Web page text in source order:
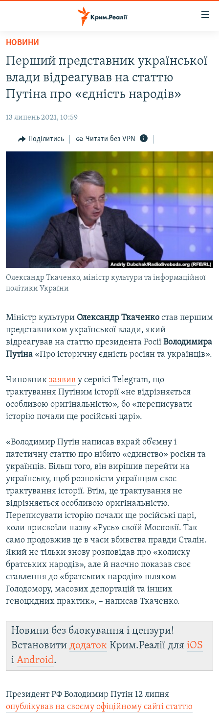
Перейти
основного
матеріалу
Перейти
до
основної
Перейти
до
ВОДА.КРИМ
ВІДЕО ТА ФОТО
БЛОГИ
ПОГЛЯД
СПЕЦПРОЕКТИ
ВІДЕОУРОКИ «ELIFBE»
СВІДЧЕННЯ ОКУПАЦІЇ
УКРАЇНСЬКА ПРОБЛЕМА КРИМУ
ІНФОГРАФІКА
ЯК ОБІЙТИ БЛОКУВАННЯ
Qırımtatar
ДОЛУЧАЙСЯ!
Усі сайти RFE/RL
НОВИНИ
Перший представник української
влади відреагував на статтю
Путіна про «єдність народів»
13 липень 2021, 10:59
Поділитись Читати без VPN
Олександр Ткаченко, міністр культури та інформаційної
політики України
Міністр культури Олександр Ткаченко став першим
представником української влади, який
відреагував на статтю президента Росії Володимира
Путіна «Про історичну єдність росіян та українців».
Чиновник заявив у сервісі Telegram, що
трактування Путіним історії «не відрізняється
особливою оригінальністю», бо «переписувати
історію почали ще російські царі».
«Володимир Путін написав вкрай об’ємну і
патетичну статтю про нібито «единство» росіян та
українців. Більш того, він вирішив перейти на
українську, щоб розповісти українцям своє
трактування історії. Втім, це трактування не
відрізняється особливою оригінальністю.
Переписувати історію почали ще російські царі,
коли присвоїли назву «Русь» своїй Московії. Так
само продовжив це в часи вбивства правди Сталін.
Який не тільки знову розповідав про «колиску
братських народів», але й наочно показав своє
ставлення до «братських народів» шляхом
Голодомору, масових депортацій та інших
геноцидних практик», – написав Ткаченко.
Новини без блокування і цензури!
Встановити додаток Крим.Реалії для iOS
і Android.
Президент РФ Володимир Путін 12 липня
опублікував на своєму офіційному сайті статтю